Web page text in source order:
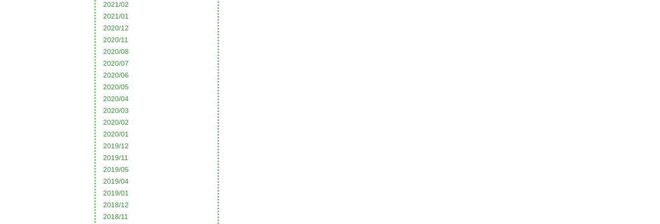
2021/02
2021/01
2020/12
2020/11
2020/08
2020/07
2020/06
2020/05
2020/04
2020/03
2020/02
2020/01
2019/12
2019/11
2019/05
2019/04
2019/01
2018/12
2018/11